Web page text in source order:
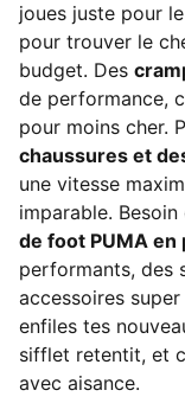
joues juste pour
pour trouver le
budget. Des
de performance,
pour moins cher.
chaussures et
une vitesse
imparable. Besoin
de foot PUMA en
performants, des
accessoires
enfiles tes
sifflet retentit, et
avec aisance.